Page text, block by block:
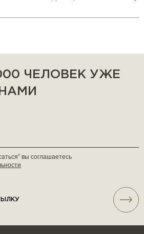
ЧЕЛОВЕК УЖЕ
вы соглашаетесь